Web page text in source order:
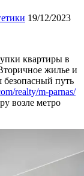
19/12/2023
квартиры в
жилье и
путь
realty/m-parnas/
возле метро